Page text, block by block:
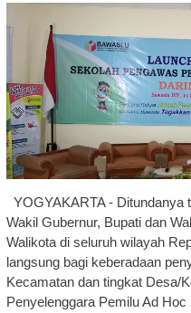
YOGYAKARTA - Ditundanya
Wakil Gubernur, Bupati dan
Walikota di seluruh wilayah
langsung bagi keberadaan
Kecamatan dan tingkat Desa/
Penyelenggara Pemilu Ad